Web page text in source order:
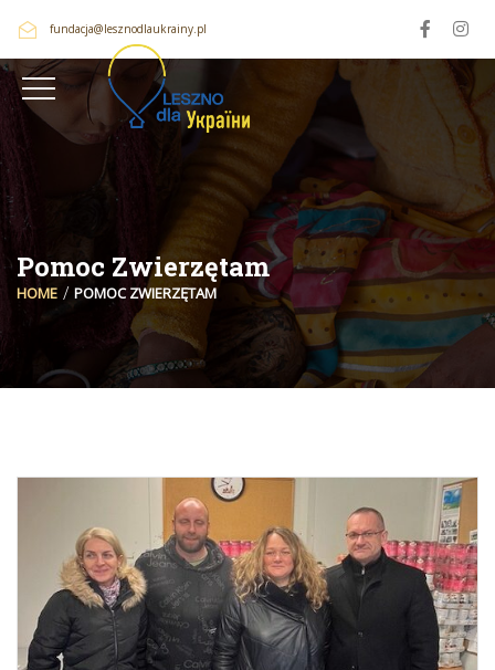
fundacja@lesznodlaukrainy.pl
Pomoc Zwierzętam
HOME POMOC ZWIERZĘTAM